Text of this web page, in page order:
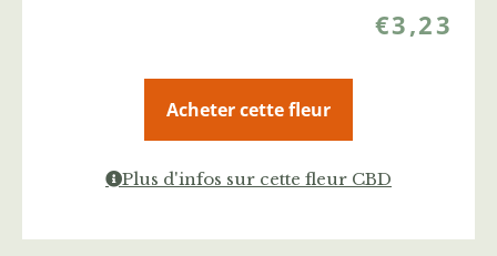
€3,23
Acheter cette fleur
Plus d'infos sur cette fleur CBD